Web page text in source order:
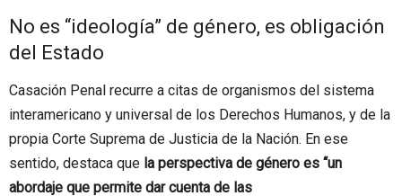
No es “ideología” de género, es obligación
del Estado
Casación Penal recurre a citas de organismos del sistema
interamericano y universal de los Derechos Humanos, y de la
propia Corte Suprema de Justicia de la Nación. En ese
sentido, destaca que la perspectiva de género es “un
abordaje que permite dar cuenta de las